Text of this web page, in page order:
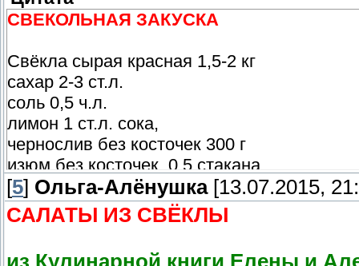
СВЕКОЛЬНАЯ ЗАКУСКА
Свёкла сырая красная 1,5-2 кг
сахар 2-3 ст.л.
соль 0,5 ч.л.
лимон 1 ст.л. сока,
чернослив без косточек 300 г
изюм без косточек. 0,5 стакана
масло оливковое
3-4 ст. л. корки апельсиновые или
Свёклу вымыть, очистить, натереть на
[5] Ольга-Алёнушка[13.07.2015,
САЛАТЫ ИЗ СВЁКЛЫ
из Кулинарной книги Елены и